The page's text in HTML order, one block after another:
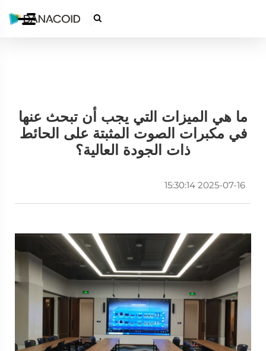

ما هي الميزات التي يجب أن تبحث عنها
في مكبرات الصوت المثبتة على الحائط
ذات الجودة العالية؟
2025-07-16 15:30:14